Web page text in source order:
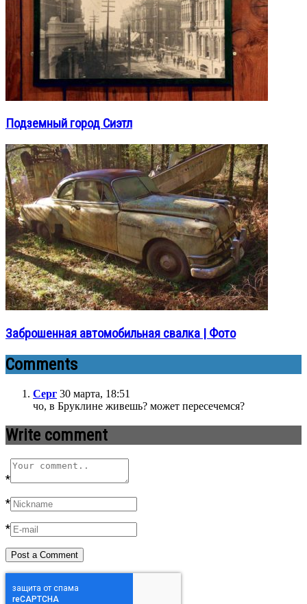
Подземный город Сиэтл
Заброшенная автомобильная свалка | Фото
Comments
Серг 30 марта, 18:51
чо, в Бруклине живешь? может пересечемся?
Write comment
*
*
*